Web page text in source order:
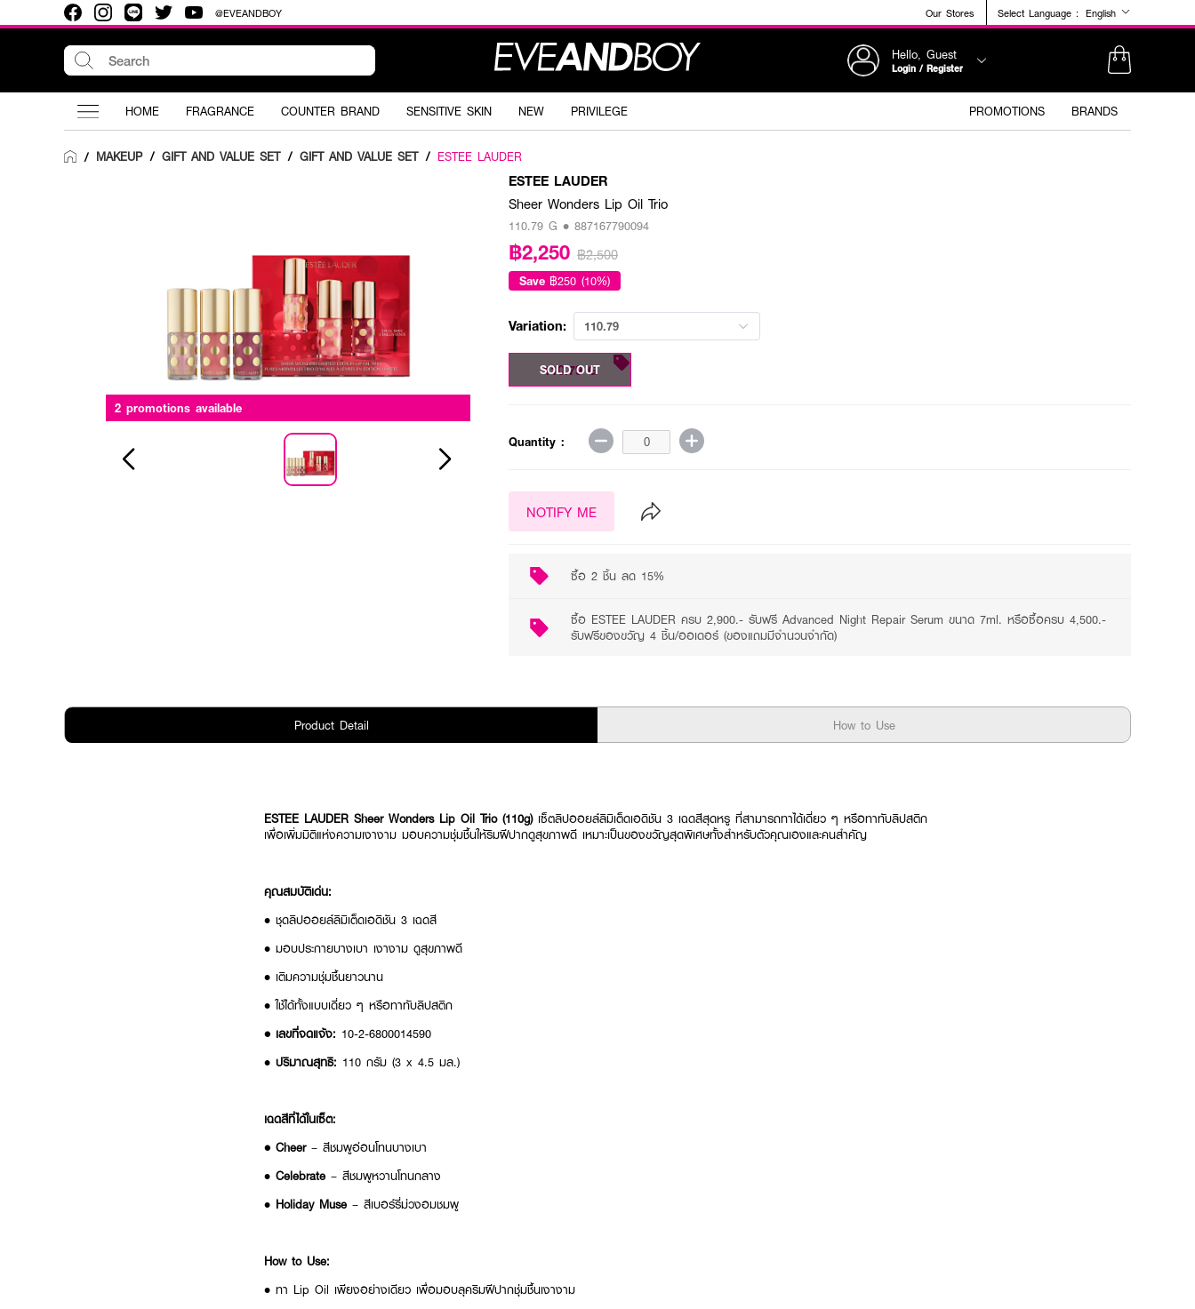
@EVEANDBOY Our Stores Select Language : English
Hello, Guest
Login / Register
HOME FRAGRANCE COUNTER BRAND SENSITIVE SKIN NEW PRIVILEGE PROMOTIONS BRANDS
/ MAKEUP / GIFT AND VALUE SET / GIFT AND VALUE SET / ESTEE LAUDER
2 promotions available
ESTEE LAUDER
Sheer Wonders Lip Oil Trio
110.79 G • 887167790094
฿2,250 ฿2,500
Save ฿250 (10%)
Variation: 110.79
110.79 G
SOLD OUT
Quantity :
NOTIFY ME
ซื้อ 2 ชิ้น ลด 15%
ซื้อ ESTEE LAUDER ครบ 2,900.- รับฟรี Advanced Night Repair Serum ขนาด 7ml. หรือซื้อครบ 4,500.-
รับฟรีของขวัญ 4 ชิ้น/ออเดอร์ (ของแถมมีจำนวนจำกัด)
Product Detail How to Use
ESTEE LAUDER Sheer Wonders Lip Oil Trio (110g) เซ็ตลิปออยล์ลิมิเต็ดเอดิชัน 3 เฉดสีสุดหรู ที่สามารถทาได้เดี่ยว ๆ หรือทาทับลิปสติก
เพื่อเพิ่มมิติแห่งความเงางาม มอบความชุ่มชื้นให้ริมฝีปากดูสุขภาพดี เหมาะเป็นของขวัญสุดพิเศษทั้งสำหรับตัวคุณเองและคนสำคัญ
คุณสมบัติเด่น:
• ชุดลิปออยล์ลิมิเต็ดเอดิชัน 3 เฉดสี
• มอบประกายบางเบา เงางาม ดูสุขภาพดี
• เติมความชุ่มชื้นยาวนาน
• ใช้ได้ทั้งแบบเดี่ยว ๆ หรือทาทับลิปสติก
• เลขที่จดแจ้ง: 10-2-6800014590
• ปริมาณสุทธิ: 110 กรัม (3 x 4.5 มล.)
เฉดสีที่ได้ในเซ็ต:
• Cheer– สีชมพูอ่อนโทนบางเบา
• Celebrate – สีชมพูหวานโทนกลาง
• Holiday Muse – สีเบอร์รี่ม่วงอมชมพู
How to Use:
• ทา Lip Oil เพียงอย่างเดียว เพื่อมอบลุคริมฝีปากชุ่มชื้นเงางาม